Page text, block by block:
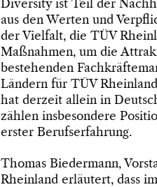
Diversity ist Teil der
aus den Werten und
der Vielfalt, die TÜV
Maßnahmen, um die
bestehenden
Ländern für TÜV
hat derzeit allein in
zählen insbesondere
erster Berufserfahrung.
Thomas Biedermann,
Rheinland erläutert, dass